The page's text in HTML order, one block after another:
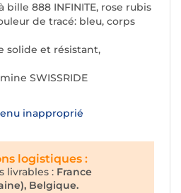
bille 888 INFINITE, rose rubis
de tracé: bleu, corps
solide et résistant,
SWISSRIDE
inapproprié
logistiques :
livrables : France
Belgique.